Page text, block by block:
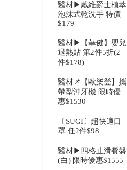
醫材▶戴維爵士植萃
泡沫式乾洗手 特價
$179
醫材▶【華健】嬰兒
退熱貼 第2件5折(2
件$178)
醫材📌【歐樂登】攜
帶型沖牙機 限時優
惠$1530
〔SUGI〕超快適口
罩 任2件$98
醫材▶四格止滑餐盤
(白) 限時優惠$1555